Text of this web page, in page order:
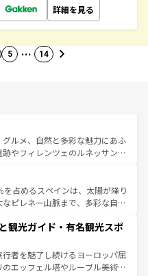
詳細を見る
5 … 14
ルメ、自然と多彩な魅力にあふ
跡やフィレンツェのルネッサンス
田園風景やアマルフィ海岸の絶
ない。観光の合間には、本場の
イタリア料理を堪能することも
忘れられない旅をしてみよう！
は
占めるスペインは、太陽が降り
ピレネー山脈まで、多彩な自然
情熱的なフラメンコ、熱気あふ
タパスが生活の一部となってい
された雰囲気や、バルセロナの
地方では古代ローマ遺跡や中世
観光ガイド・有名観光スポ
者を魅了し続けるヨーロッパ屈
エッフェル塔やルーブル美術館